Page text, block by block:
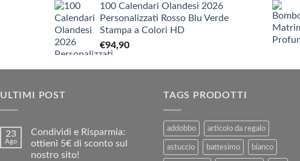
originale
era:
€3,90.
attuale
è:
€1,90.
100 Calendari Olandesi 2026
Personalizzati Rosso Blu Verde
Stampa a Colori HD
€94,90
ULTIMI POST
23
Ago
Condividi e Risparmia:
ottieni 5€ di sconto sul
nostro sito!
TAGS PRODOTTI
addobbo articolo da regalo
astuccio battesimo bianco